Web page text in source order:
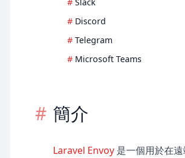
Discord
Telegram
Microsoft Teams
簡介
Laravel Envoy 是一個用於在